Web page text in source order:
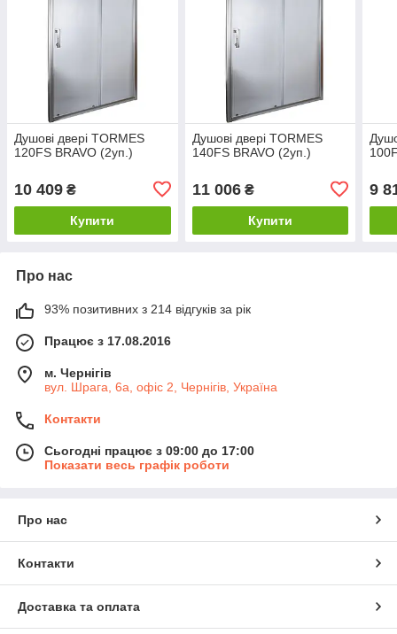
Душові двері TORMES
120FS BRAVO (2уп.)
10 409 ₴
Купити
Душові двері TORMES
140FS BRAVO (2уп.)
11 006₴
Купити
9
Про нас
93% позитивних з 214 відгуків за рік
Працює з 17.08.2016
м. Чернігів
вул. Шрага, 6а, офіс 2, Чернігів, Україна
Контакти
Сьогодні працює з 09:00 до 17:00
Показати весь графік роботи
Про нас
Контакти
Доставка та оплата